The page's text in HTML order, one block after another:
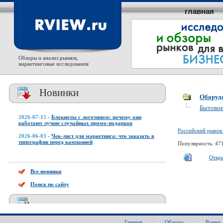
Обзоры и анализ рынков,
маркетинговые исследования
главная
Новинки
2026-07-15 - Блокноты с логотипом: почему они
работают лучше случайных промо-подарков
2026-06-03 - Чек-лист для маркетинга: что заказать в
типографии перед кампанией
Все новинки
Поиск по сайту
Российский
Популярность: